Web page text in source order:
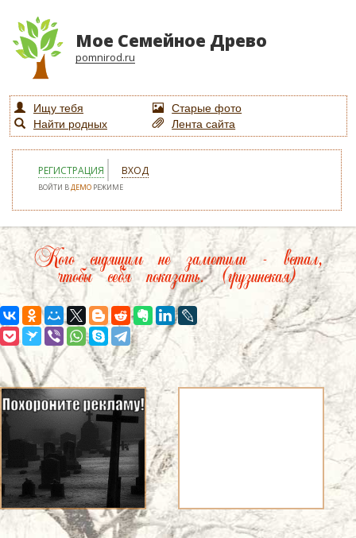
Мое Семейное Древо
pomnirod.ru
Ищу тебя
Старые фото
Найти родных
Лента сайта
РЕГИСТРАЦИЯ ВХОД
ВОЙТИ ВДЕМО РЕЖИМЕ
Кого сидящим не заметили - встал,
чтобы себя показать. (грузинская)